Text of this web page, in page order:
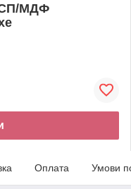
МДФ
Оплата Умови